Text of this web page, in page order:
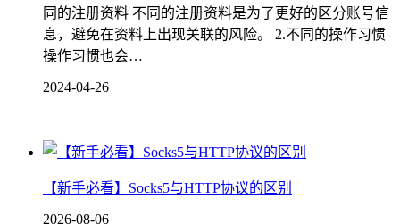
同的注册资料 不同的注册资料是为了更好的区分账号信
息，避免在资料上出现关联的风险。 2.不同的操作习惯
操作习惯也会…
2024-04-26
【新手必看】Socks5与HTTP协议的区别
2026-08-06